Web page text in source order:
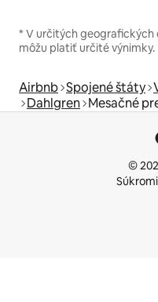
* V určitých
môžu platiť určité výnimky.
Airbnb Spojené štáty
Dahlgren Mesačné
©